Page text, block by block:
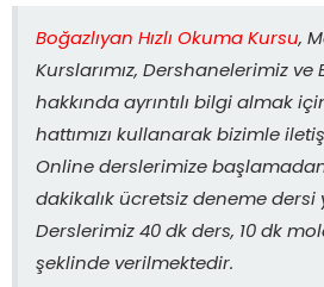
Boğazlıyan Hızlı Okuma Kursu,
Kurslarımız, Dershanelerimiz ve
hakkında ayrıntılı bilgi almak
hattımızı kullanarak bizimle
Online derslerimize
dakikalık ücretsiz deneme dersi
Derslerimiz 40 dk ders, 10 dk
şeklinde verilmektedir.